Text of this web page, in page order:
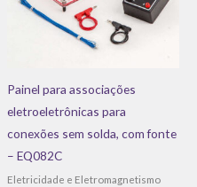
Painel para associações
eletroeletrônicas para
conexões sem solda, com fonte
– EQ082C
Eletricidade e Eletromagnetismo